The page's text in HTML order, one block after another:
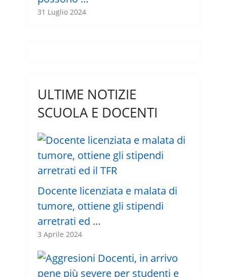
31 Luglio 2024
ULTIME NOTIZIE
SCUOLA E DOCENTI
Docente licenziata e malata di
tumore, ottiene gli stipendi
arretrati ed …
3 Aprile 2024